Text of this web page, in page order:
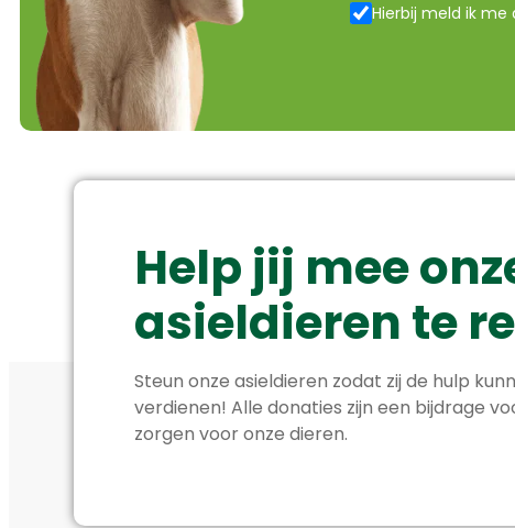
Hierbij meld ik
Help jij mee
asieldieren te
Steun onze asieldieren zodat zij de hulp
verdienen! Alle donaties zijn een bijdrage
zorgen voor onze dieren.